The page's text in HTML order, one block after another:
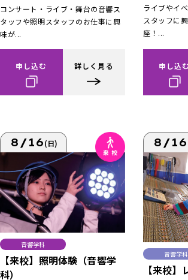
コンサート・ライブ・舞台の音響ス
タッフや照明スタッフのお仕事に興
味が...
申し込む 詳しく見る
ライブやイ
スタッフに
座！...
申し込む
8/16(日)
音響学科
【来校】照明体験（音響学
科）
8/16
音響学科
【来校